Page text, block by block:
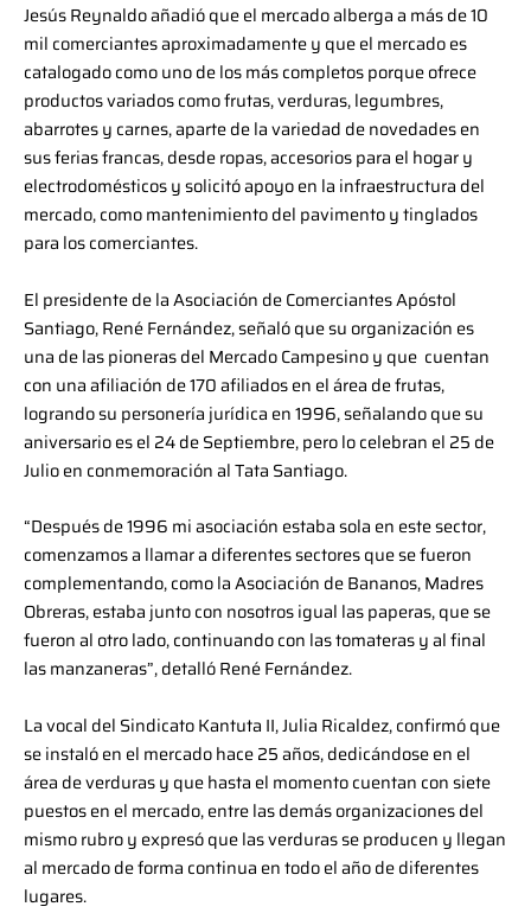
Jesús Reynaldo añadió que el mercado alberga a más de 10
mil comerciantes aproximadamente y que el mercado es
catalogado como uno de los más completos porque ofrece
productos variados como frutas, verduras, legumbres,
abarrotes y carnes, aparte de la variedad de novedades en
sus ferias francas, desde ropas, accesorios para el hogar y
electrodomésticos y solicitó apoyo en la infraestructura del
mercado, como mantenimiento del pavimento y tinglados
para los comerciantes.
El presidente de la Asociación de Comerciantes Apóstol
Santiago, René Fernández, señaló que su organización es
una de las pioneras del Mercado Campesino y que cuentan
con una afiliación de 170 afiliados en el área de frutas,
logrando su personería jurídica en 1996, señalando que su
aniversario es el 24 de Septiembre, pero lo celebran el 25 de
Julio en conmemoración al Tata Santiago.
“Después de 1996 mi asociación estaba sola en este sector,
comenzamos a llamar a diferentes sectores que se fueron
complementando, como la Asociación de Bananos, Madres
Obreras, estaba junto con nosotros igual las paperas, que se
fueron al otro lado, continuando con las tomateras y al final
las manzaneras”, detalló René Fernández.
La vocal del Sindicato Kantuta II, Julia Ricaldez, confirmó que
se instaló en el mercado hace 25 años, dedicándose en el
área de verduras y que hasta el momento cuentan con siete
puestos en el mercado, entre las demás organizaciones del
mismo rubro y expresó que las verduras se producen y llegan
al mercado de forma continua en todo el año de diferentes
lugares.